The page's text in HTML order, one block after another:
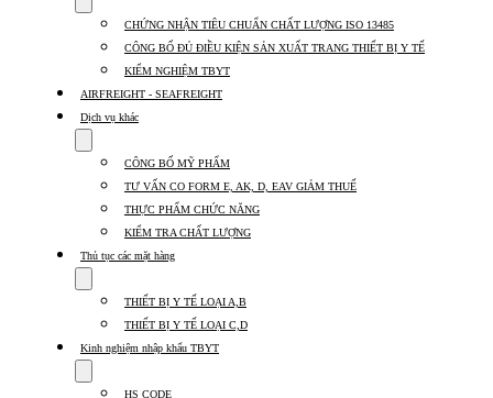
submenu
Dịch
khẩu
TBYT
CHỨNG NHẬN TIÊU CHUẨN CHẤT LƯỢNG ISO 13485
CÔNG BỐ ĐỦ ĐIỀU KIỆN SẢN XUẤT TRANG THIẾT BỊ Y TẾ
KIỂM NGHIỆM TBYT
AIRFREIGHT - SEAFREIGHT
Dịch vụ khác
submenu
Dịch
CÔNG BỐ MỸ PHẨM
TƯ VẤN CO FORM E, AK, D, EAV GIẢM THUẾ
THỰC PHẨM CHỨC NĂNG
KIỂM TRA CHẤT LƯỢNG
Thủ tục các mặt hàng
submenu
Thủ
tục
các
mặt
hàng
THIẾT BỊ Y TẾ LOẠI A,B
THIẾT BỊ Y TẾ LOẠI C,D
Kinh nghiệm nhập khẩu TBYT
submenuHS CODE